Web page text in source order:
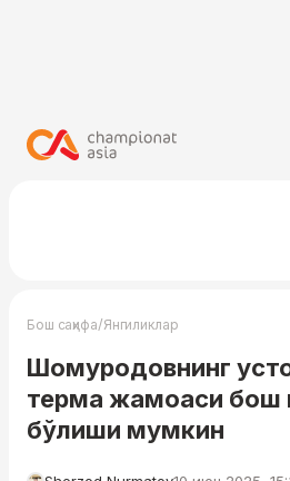
Бош саҳифа/Янгиликлар
Шомуродовнинг
терма жамоаси бош
бўлиши мумкин